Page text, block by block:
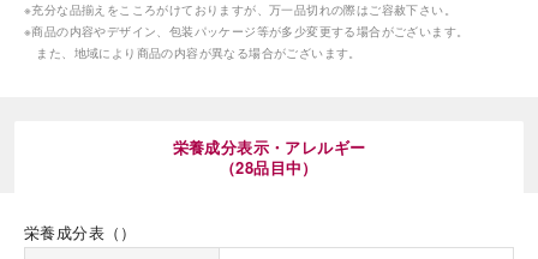
※充分な品揃えをこころがけておりますが、万一品切れの際はご容赦下さい。
※商品の内容やデザイン、包装パッケージ等が多少変更する場合がございます。
また、地域により商品の内容が異なる場合がございます。
栄養成分表示・アレルギー
（28品目中）
栄養成分表（）